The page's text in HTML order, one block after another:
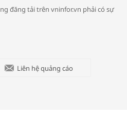
thương cho em
đăng tải trên vninfor.vn phải có sự
Liên hệ quảng cáo